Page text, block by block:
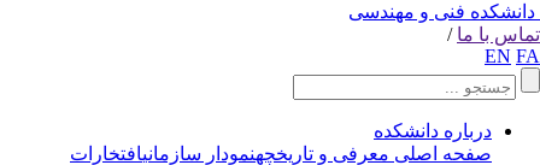
فنی و مهندسی
با ما /
EN
درباره دانشکده
صفحه اصلی معرفی و تاریخچهنمودار سازمانیافتخارات